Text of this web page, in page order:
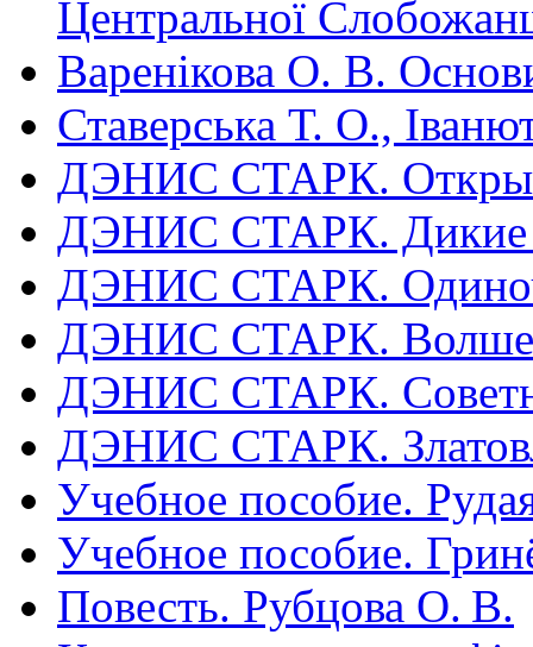
Центральної
Варенікова О. В.
Ставерська Т. О.,
ДЭНИС СТАРК.
ДЭНИС СТАРК. Дикие
ДЭНИС СТАРК.
ДЭНИС СТАРК.
ДЭНИС СТАРК.
ДЭНИС СТАРК.
Учебное пособие.
Учебное пособие.
Повесть. Рубцова О. В.